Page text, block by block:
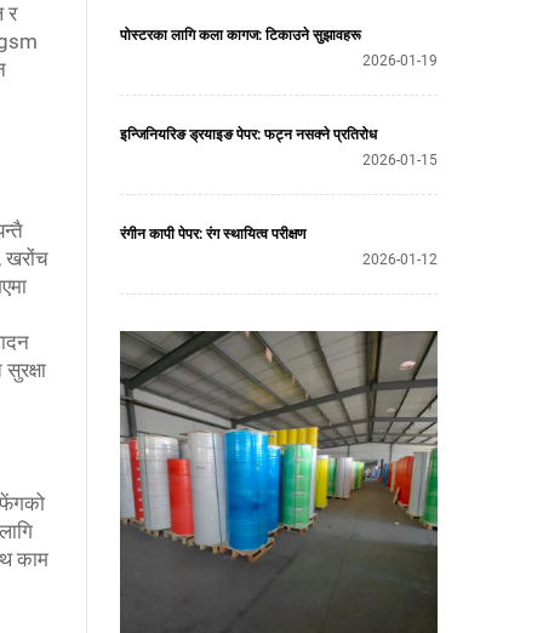
र
खरोंच
काम
पोस्टरका लागि कला कागज: टिकाउने सुझावहरू
2026-01-19
इन्जिनियरिङ ड्रयाइङ पेपर: फट्न नसक्ने प्रतिरोध
2026-01-15
रंगीन कापी पेपर: रंग स्थायित्व परीक्षण
2026-01-12